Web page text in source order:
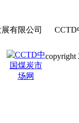
展有限公司
copyright